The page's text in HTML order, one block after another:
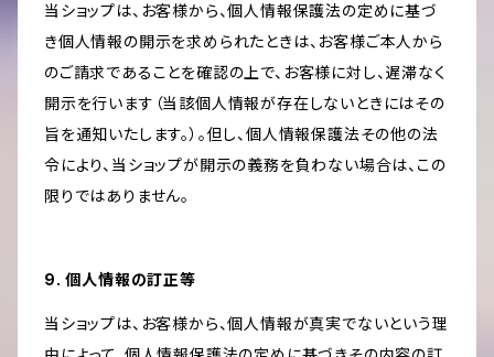
当ショップは、お客様から、個人情報保護法の定めに基づ
き個人情報の開示を求められたときは、お客様ご本人から
のご請求であることを確認の上で、お客様に対し、遅滞なく
開示を行います（当該個人情報が存在しないときにはその
旨を通知いたします。）。但し、個人情報保護法その他の法
令により、当ショップが開示の義務を負わない場合は、この
限りではありません。
9. 個人情報の訂正等
当ショップは、お客様から、個人情報が真実でないという理